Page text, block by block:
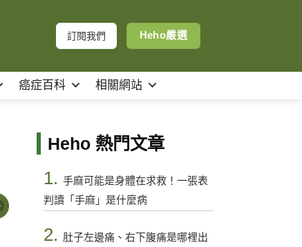
訂閱我們 Heho嚴選
癌症百科 相關網站
Heho 熱門文章
1. 手麻可能是身體在求救！一張表
判讀「手麻」是什麼病
2. 肚子左邊痛、右下腹痛是哪裡出